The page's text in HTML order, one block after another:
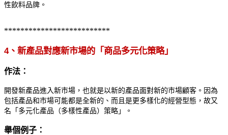
性飲料品牌。
**************************
4、新產品對應新市場的「商品多元化策略」
作法：
開發新產品進入新市場，也就是以新的產品面對新的市場顧客。因為
包括產品和市場可能都是全新的、而且是更多樣化的經營型態，故又
名「多元化產品（多樣性產品）策略」。
舉個例子：